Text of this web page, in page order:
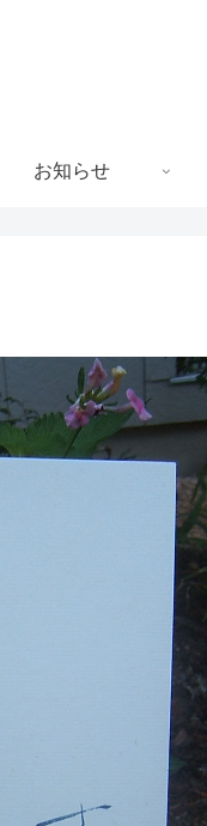
お知らせ